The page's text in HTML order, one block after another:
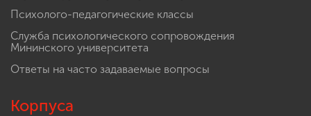
Психолого-педагогические классы
Служба психологического сопровождения
Мининского университета
Ответы на часто задаваемые вопросы
Корпуса